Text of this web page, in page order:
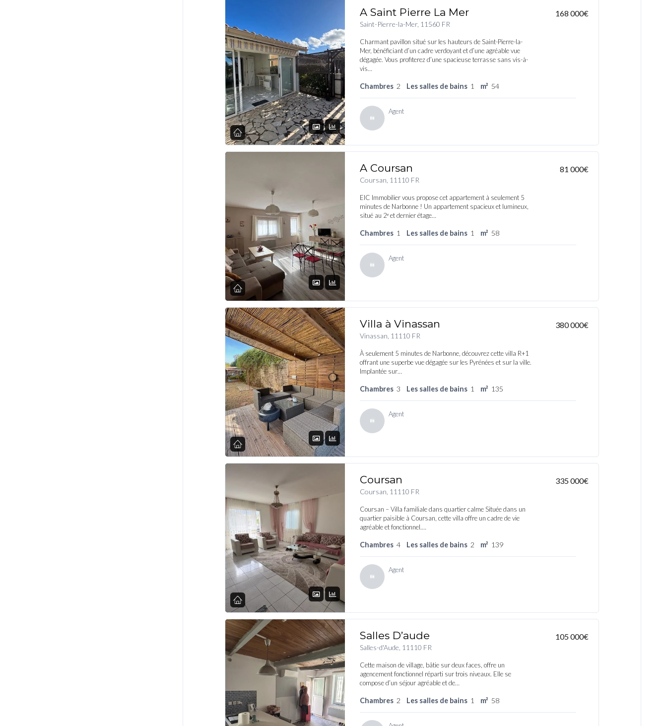
A Saint Pierre La Mer
Saint-Pierre-la-Mer, 11560 FR
168 000€
Charmant pavillon situé sur les hauteurs de Saint-Pierre-la-
Mer, bénéficiant d’un cadre verdoyant et d’une agréable vue
dégagée. Vous profiterez d’une spacieuse terrasse sans vis-à-
vis…
Chambres 2 Les salles de bains 1 m² 54
Agent
A Coursan
Coursan, 11110 FR
81 000€
EIC Immobilier vous propose cet appartement à seulement 5
minutes de Narbonne ! Un appartement spacieux et lumineux,
situé au 2ᵉ et dernier étage…
Chambres 1 Les salles de bains 1 m² 58
Agent
Villa à Vinassan
Vinassan, 11110 FR
380 000€
À seulement 5 minutes de Narbonne, découvrez cette villa R+1
offrant une superbe vue dégagée sur les Pyrénées et sur la ville.
Implantée sur…
Chambres 3 Les salles de bains 1 m² 135
Agent
Coursan
Coursan, 11110 FR
335 000€
Coursan – Villa familiale dans quartier calme Située dans un
quartier paisible à Coursan, cette villa offre un cadre de vie
agréable et fonctionnel.…
Chambres 4 Les salles de bains 2 m² 139
Agent
Salles D’aude
Salles-d'Aude, 11110 FR
105 000€
Cette maison de village, bâtie sur deux faces, offre un
agencement fonctionnel réparti sur trois niveaux. Elle se
compose d’un séjour agréable et de…
Chambres 2 Les salles de bains 1 m² 58